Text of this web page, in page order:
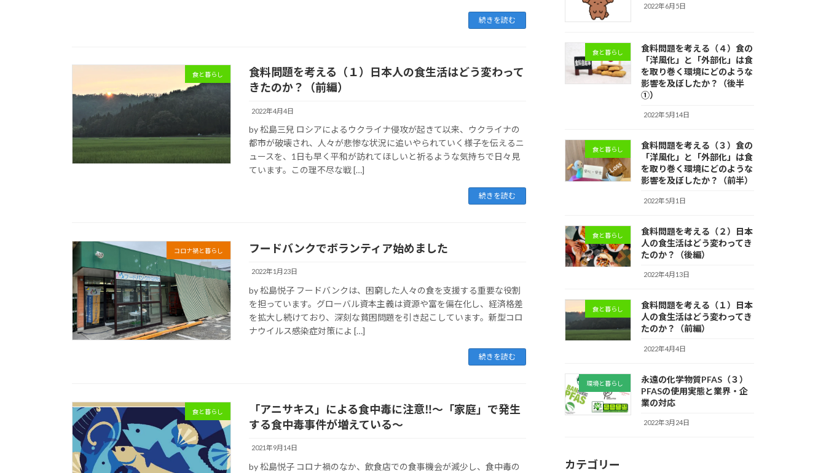
続きを読む
食と暮らし
食料問題を考える（１）日本人の食生活はどう変わって
きたのか？（前編）
2022年4月4日
by 松島三兒 ロシアによるウクライナ侵攻が起きて以来、ウクライナの
都市が破壊され、人々が悲惨な状況に追いやられていく様子を伝えるニ
ュースを、1日も早く平和が訪れてほしいと祈るような気持ちで日々見
ています。この理不尽な戦 […]
続きを読む
コロナ禍と暮らし フードバンクでボランティア始めました
2022年1月23日
by 松島悦子 フードバンクは、困窮した人々の食を支援する重要な役割
を担っています。グローバル資本主義は資源や富を偏在化し、経済格差
を拡大し続けており、深刻な貧困問題を引き起こしています。新型コロ
ナウイルス感染症対策によ […]
続きを読む
食と暮らし
「アニサキス」による食中毒に注意‼～「家庭」で発生
する食中毒事件が増えている～
2021年9月14日
by 松島悦子 コロナ禍のなか、飲食店での食事機会が減少し、食中毒の
2022年6月5日
食と暮らし
食料問題を考える（４）食の
「洋風化」と「外部化」は食
を取り巻く環境にどのような
影響を及ぼしたか？（後半
①）
2022年5月14日
食と暮らし
食料問題を考える（３）食の
「洋風化」と「外部化」は食
を取り巻く環境にどのような
影響を及ぼしたか？（前半）
2022年5月1日
食と暮らし
食料問題を考える（２）日本
人の食生活はどう変わってき
たのか？（後編）
2022年4月13日
食と暮らし
食料問題を考える（１）日本
人の食生活はどう変わってき
たのか？（前編）
2022年4月4日
環境と暮らし
永遠の化学物質PFAS（３）
PFASの使用実態と業界・企
業の対応
2022年3月24日
カテゴリー